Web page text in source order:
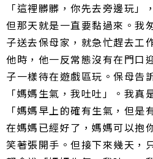
「這裡髒髒，你先去旁邊玩」
但那天就是一直要黏過來。我
子送去保母家，就急忙趕去工
他時，他一反常態沒有在門口
子一樣待在遊戲區玩。保母告
「媽媽生氣，我吐吐」。我真
「媽媽早上的確有生氣，但是
在媽媽已經好了，媽媽可以抱
笑著張開手。但接下來幾天，